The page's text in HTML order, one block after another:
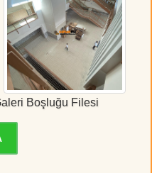
Boşluğu Filesi